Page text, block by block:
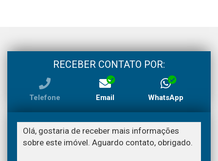
RECEBER CONTATO POR:
Telefone Email WhatsApp